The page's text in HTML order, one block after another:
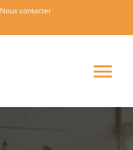
Nous contacter